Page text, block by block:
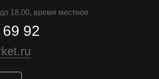
18.00, время местное
92